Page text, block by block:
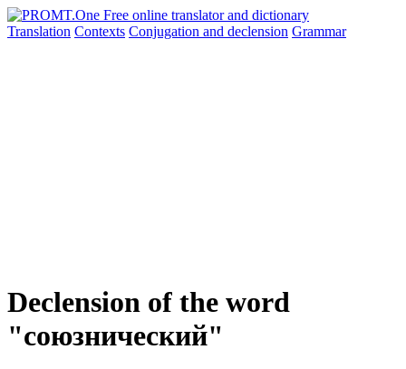
Translation Contexts Conjugation and declension Grammar
Declension of the word
"союзнический"